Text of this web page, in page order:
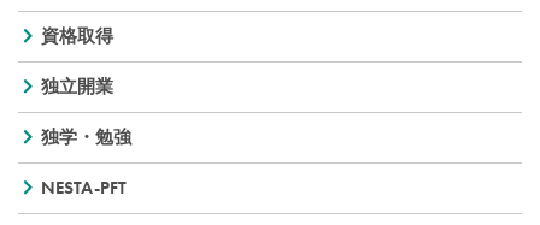
資格取得
独立開業
独学・勉強
NESTA-PFT